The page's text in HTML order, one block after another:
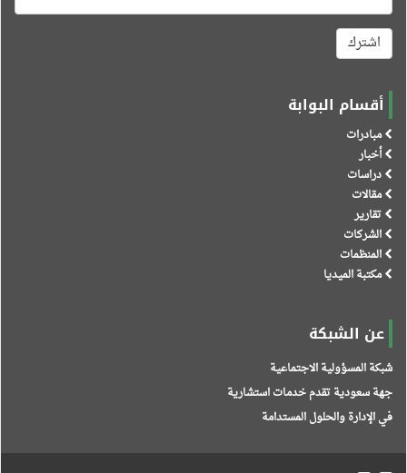
اشترك
أقسام البوابة
مبادرات
أخبار
دراسات
مقالات
تقارير
الشركات
المنظمات
مكتبة الميديا
عن الشبكة
شبكة المسؤولية الاجتماعية
جهة سعودية تقدم خدمات استشارية
في الإدارة والحلول المستدامة